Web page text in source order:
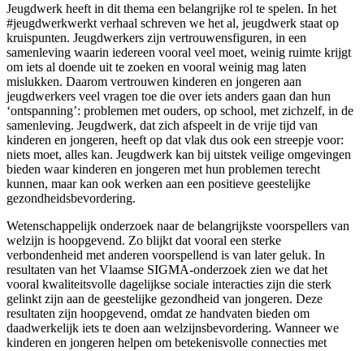
Jeugdwerk heeft in dit thema een belangrijke rol te spelen. In het
#jeugdwerkwerkt verhaal schreven we het al, jeugdwerk staat op
kruispunten. Jeugdwerkers zijn vertrouwensfiguren, in een
samenleving waarin iedereen vooral veel moet, weinig ruimte krijgt
om iets al doende uit te zoeken en vooral weinig mag laten
mislukken. Daarom vertrouwen kinderen en jongeren aan
jeugdwerkers veel vragen toe die over iets anders gaan dan hun
‘ontspanning’: problemen met ouders, op school, met zichzelf, in de
samenleving. Jeugdwerk, dat zich afspeelt in de vrije tijd van
kinderen en jongeren, heeft op dat vlak dus ook een streepje voor:
niets moet, alles kan. Jeugdwerk kan bij uitstek veilige omgevingen
bieden waar kinderen en jongeren met hun problemen terecht
kunnen, maar kan ook werken aan een positieve geestelijke
gezondheidsbevordering.
Wetenschappelijk onderzoek naar de belangrijkste voorspellers van
welzijn is hoopgevend. Zo blijkt dat vooral een sterke
verbondenheid met anderen voorspellend is van later geluk. In
resultaten van het Vlaamse SIGMA-onderzoek zien we dat het
vooral kwaliteitsvolle dagelijkse sociale interacties zijn die sterk
gelinkt zijn aan de geestelijke gezondheid van jongeren. Deze
resultaten zijn hoopgevend, omdat ze handvaten bieden om
daadwerkelijk iets te doen aan welzijnsbevordering. Wanneer we
kinderen en jongeren helpen om betekenisvolle connecties met